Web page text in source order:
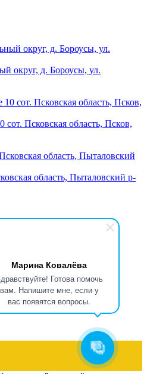
Марина Ковалёва
Готова помочь
вам. Напишите мне, если у
вас появятся вопросы.
округ, д. Бороусы, ул.
сот. Псковская область, Псков,
область, Пыталовский р-